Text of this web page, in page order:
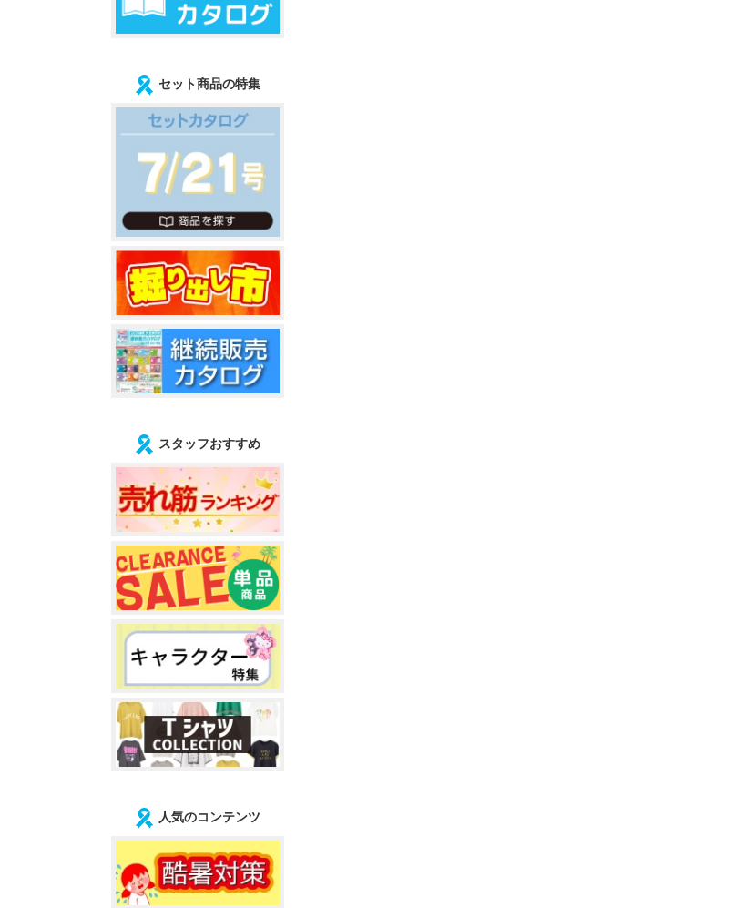
セット商品の特集
スタッフおすすめ
人気のコンテンツ